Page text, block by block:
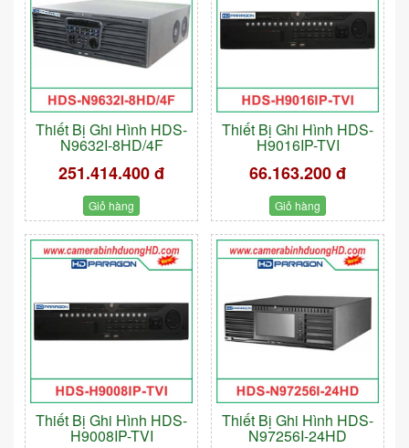
Thiết Bị Ghi Hình HDS-
N9632I-8HD/4F
251.414.400 đ
Giỏ hàng
Thiết Bị Ghi Hình HDS-
H9016IP-TVI
66.163.200 đ
Giỏ hàng
Thiết Bị Ghi Hình HDS-
H9008IP-TVI
Thiết Bị Ghi Hình HDS-
N97256I-24HD